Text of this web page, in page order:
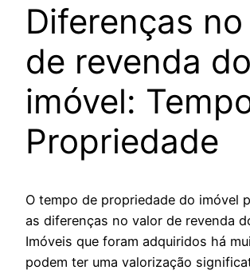
Diferenças
de revenda do
imóvel:
Propriedade
O tempo de propriedade do imóvel
as diferenças no valor de revenda
Imóveis que foram adquiridos há
podem ter uma valorização